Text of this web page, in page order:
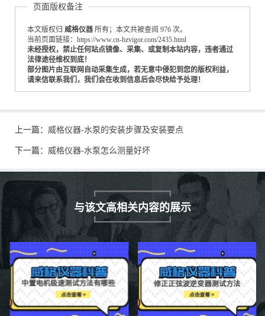
页面版权备注
本文版权归 威格仪器 所有；本文共被查阅 976 次。
当前页面链接：https://www.cn-hzvigor.com/2435.html
未经授权，禁止任何站点镜像、采集、或复制本站内容，违者通过
法律途径维权到底！
部分图片由互联网自动采集生成，若无意中侵犯到您的版权利益，
请来信联系我们，我们会在收到信息后会尽快给予处理！
上一篇： 威格仪器-水泵的安装步骤及安装要点
下一篇： 威格仪器-水泵怎么测量好坏
与该文高相关内容的展示